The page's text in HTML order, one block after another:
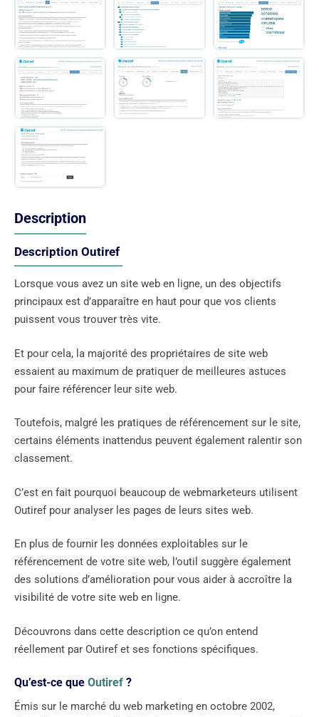
Description
Description Outiref
Lorsque vous avez un site web en ligne, un des objectifs
principaux est d’apparaître en haut pour que vos clients
puissent vous trouver très vite.
Et pour cela, la majorité des propriétaires de site web
essaient au maximum de pratiquer de meilleures astuces
pour faire référencer leur site web.
Toutefois, malgré les pratiques de référencement sur le site,
certains éléments inattendus peuvent également ralentir son
classement.
C’est en fait pourquoi beaucoup de webmarketeurs utilisent
Outiref pour analyser les pages de leurs sites web.
En plus de fournir les données exploitables sur le
référencement de votre site web, l’outil suggère également
des solutions d’amélioration pour vous aider à accroître la
visibilité de votre site web en ligne.
Découvrons dans cette description ce qu’on entend
réellement par Outiref et ses fonctions spécifiques.
Qu’est-ce que Outiref ?
Émis sur le marché du web marketing en octobre 2002,